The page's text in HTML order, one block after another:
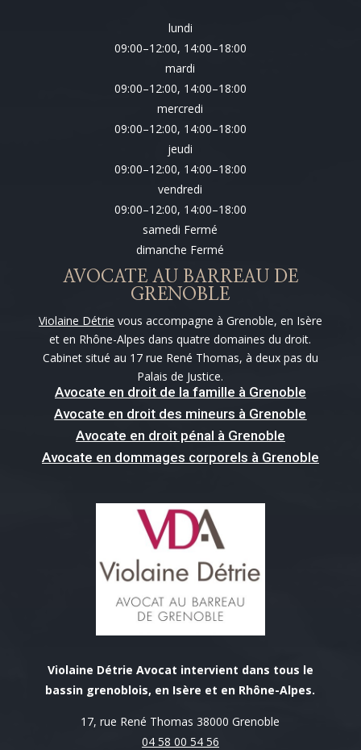
lundi
09:00–12:00, 14:00–18:00
mardi
09:00–12:00, 14:00–18:00
mercredi
09:00–12:00, 14:00–18:00
jeudi
09:00–12:00, 14:00–18:00
vendredi
09:00–12:00, 14:00–18:00
samedi Fermé
dimanche Fermé
AVOCATE AU BARREAU DE
GRENOBLE
Violaine Détrie vous accompagne à Grenoble, en Isère
et en Rhône-Alpes dans quatre domaines du droit.
Cabinet situé au 17 rue René Thomas, à deux pas du
Palais de Justice.
Avocate en droit de la famille à Grenoble
Avocate en droit des mineurs à Grenoble
Avocate en droit pénal à Grenoble
Avocate en dommages corporels à Grenoble
Violaine Détrie Avocat intervient dans tous le
bassin grenoblois, en Isère et en Rhône-Alpes.
17, rue René Thomas 38000 Grenoble
04 58 00 54 56